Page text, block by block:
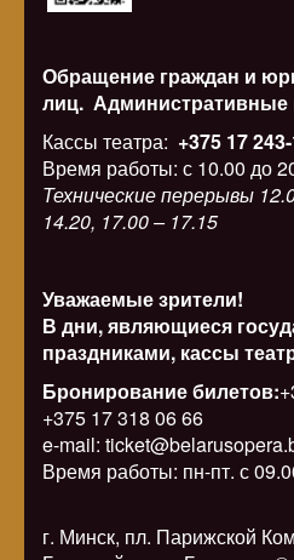
Обращение граждан и
лиц.
Кассы театра: +375 17
Время работы: с 10.00 до
Технические перерывы
14.20, 17.00 – 17.15
Уважаемые зрители!
В дни, являющиеся
праздниками, кассы
Бронирование билетов:
+375 17 318 06 66
e-mail:
Время работы: пн-пт. с
г. Минск, пл. Парижской